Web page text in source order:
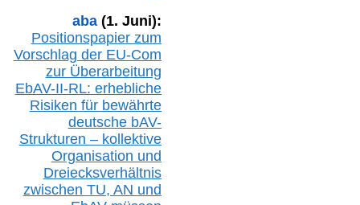
aba(1. Juni):
Positionspapier zum
Vorschlag der EU-Com
zur Überarbeitung
EbAV-II-RL: erhebliche
Risiken für bewährte
deutsche bAV-
Strukturen – kollektive
Organisation und
Dreiecksverhältnis
zwischen TU, AN und